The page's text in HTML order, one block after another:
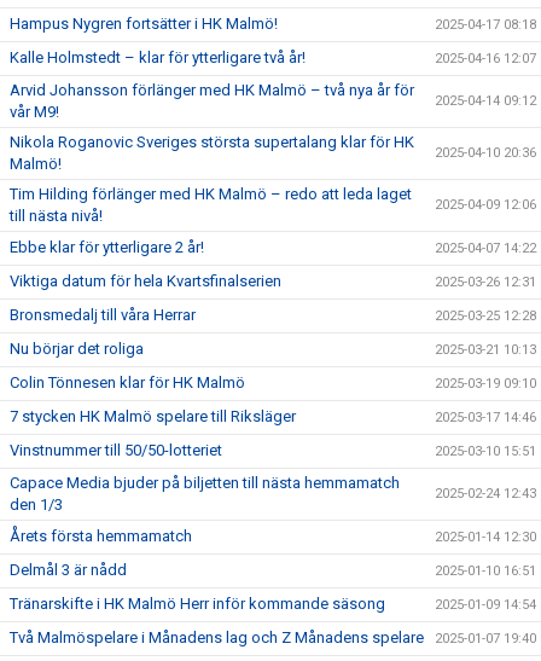
Hampus Nygren fortsätter i HK Malmö! 2025-04-17 08:18
Kalle Holmstedt – klar för ytterligare två år! 2025-04-16 12:07
Arvid Johansson förlänger med HK Malmö – två nya år för
vår M9!
2025-04-14 09:12
Nikola Roganovic Sveriges största supertalang klar för HK
Malmö!
2025-04-10 20:36
Tim Hilding förlänger med HK Malmö – redo att leda laget
till nästa nivå!
2025-04-09 12:06
Ebbe klar för ytterligare 2 år! 2025-04-07 14:22
Viktiga datum för hela Kvartsfinalserien 2025-03-26 12:31
Bronsmedalj till våra Herrar 2025-03-25 12:28
Nu börjar det roliga 2025-03-21 10:13
Colin Tönnesen klar för HK Malmö 2025-03-19 09:10
7 stycken HK Malmö spelare till Riksläger 2025-03-17 14:46
Vinstnummer till 50/50-lotteriet 2025-03-10 15:51
Capace Media bjuder på biljetten till nästa hemmamatch
den 1/3
2025-02-24 12:43
Årets första hemmamatch 2025-01-14 12:30
Delmål 3 är nådd 2025-01-10 16:51
Tränarskifte i HK Malmö Herr inför kommande säsong 2025-01-09 14:54
Två Malmöspelare i Månadens lag och Z Månadens spelare 2025-01-07 19:40